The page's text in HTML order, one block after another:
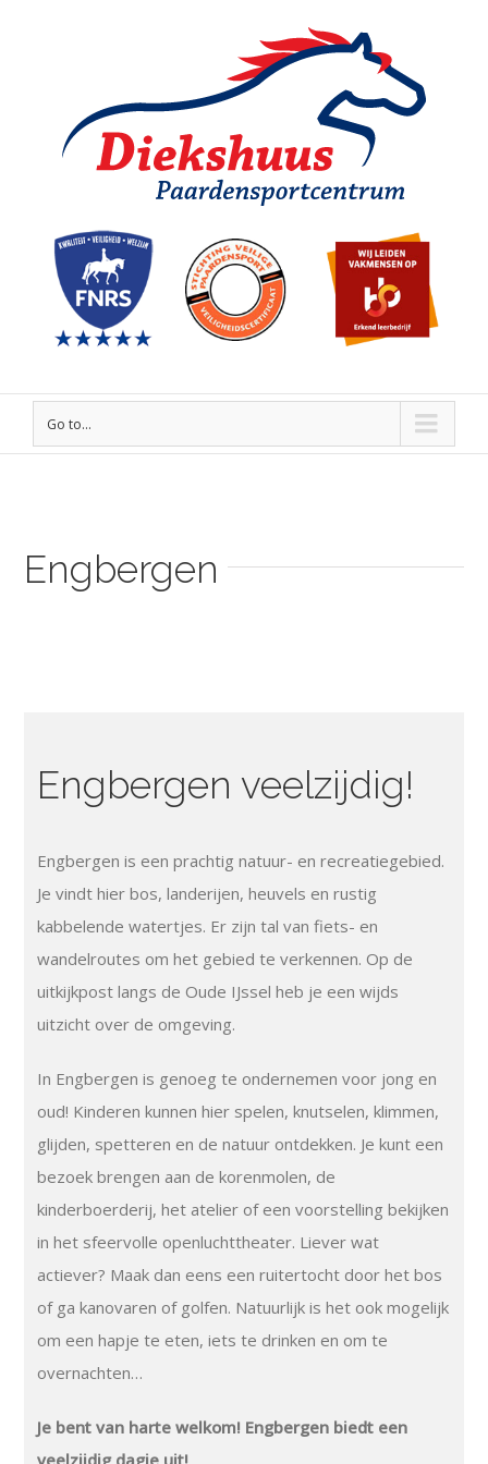
Go to...
Engbergen
Engbergen veelzijdig!
Engbergen is een prachtig natuur- en recreatiegebied.
Je vindt hier bos, landerijen, heuvels en rustig
kabbelende watertjes. Er zijn tal van fiets- en
wandelroutes om het gebied te verkennen. Op de
uitkijkpost langs de Oude IJssel heb je een wijds
uitzicht over de omgeving.
In Engbergen is genoeg te ondernemen voor jong en
oud! Kinderen kunnen hier spelen, knutselen, klimmen,
glijden, spetteren en de natuur ontdekken. Je kunt een
bezoek brengen aan de korenmolen, de
kinderboerderij, het atelier of een voorstelling bekijken
in het sfeervolle openluchttheater. Liever wat
actiever? Maak dan eens een ruitertocht door het bos
of ga kanovaren of golfen. Natuurlijk is het ook mogelijk
om een hapje te eten, iets te drinken en om te
overnachten…
Je bent van harte welkom! Engbergen biedt een